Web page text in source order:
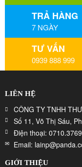
TRẢ HÀNG
7 NGÀY
TƯ VẤN
0939 888 999
LIÊN HỆ
CÔNG TY TNHH
Số 11, Võ Thị Sáu,
Điện thoại:
Email:
GIỚI THIỆU